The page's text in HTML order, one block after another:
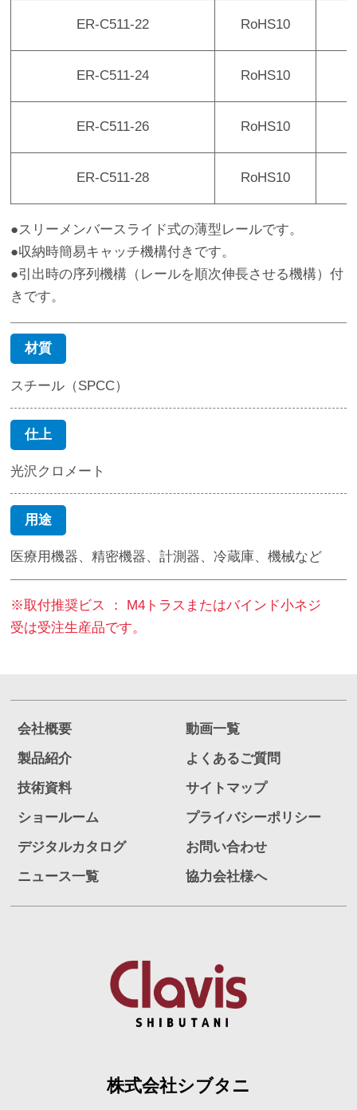
ER-C511-22 RoHS10
ER-C511-24 RoHS10
ER-C511-26 RoHS10
ER-C511-28 RoHS10
●スリーメンバースライド式の薄型レールです。
●収納時簡易キャッチ機構付きです。
●引出時の序列機構（レールを順次伸長させる機構）付
きです。
材質
スチール（SPCC）
仕上
光沢クロメート
用途
医療用機器、精密機器、計測器、冷蔵庫、機械など
※取付推奨ビス ： M4トラスまたはバインド小ネジ
受は受注生産品です。
会社概要
製品紹介
技術資料
ショールーム
デジタルカタログ
ニュース一覧
動画一覧
よくあるご質問
サイトマップ
プライバシーポリシー
お問い合わせ
協力会社様へ
株式会社シブタニ